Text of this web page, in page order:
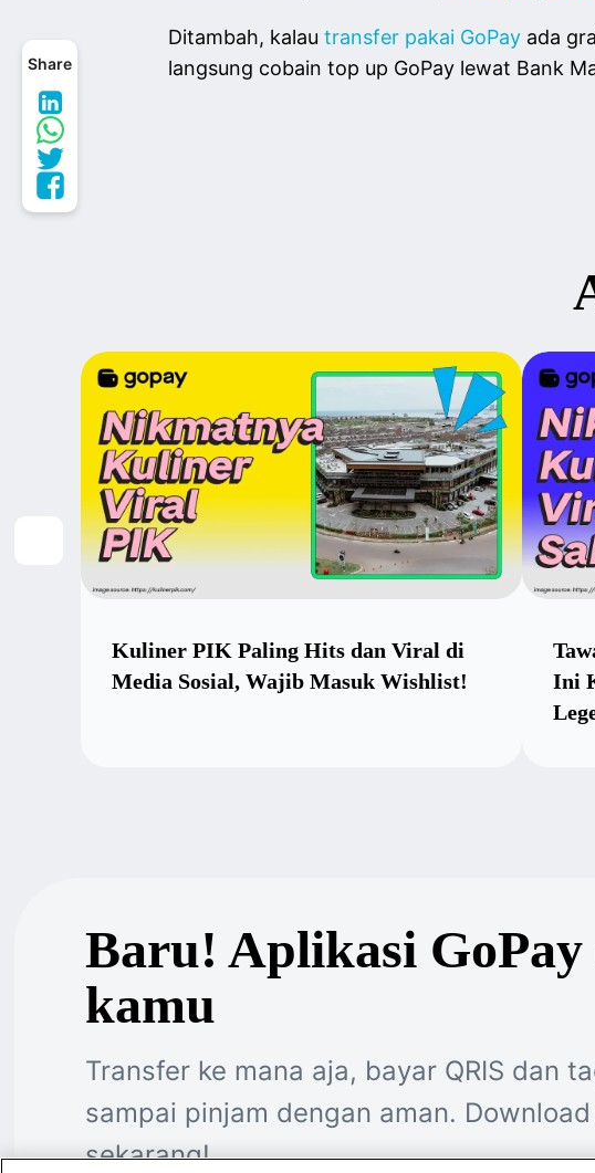
Share
Ditambah, kalau transfer pakai GoPayada
langsung cobain top up GoPay lewat Bank
Kuliner PIK Paling Hits dan Viral di
Media Sosial, Wajib Masuk Wishlist!
Ini
Baru! Aplikasi
kamu
Transfer ke mana aja, bayar QRIS dan
sampai pinjam dengan aman.
sekarang!